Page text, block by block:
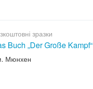
зразки
Buch „Der Große Kampf“
Мюнхен